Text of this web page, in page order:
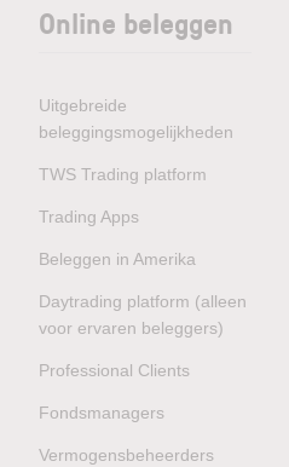
Online beleggen
Uitgebreide
beleggingsmogelijkheden
TWS Trading platform
Trading Apps
Beleggen in Amerika
Daytrading platform (alleen
voor ervaren beleggers)
Professional Clients
Fondsmanagers
Vermogensbeheerders